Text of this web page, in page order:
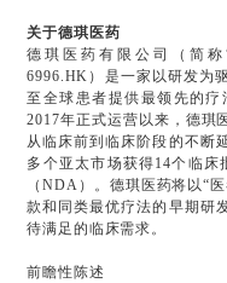
关于德琪医药
德琪医药有限公司（简
6996.HK）是一家以研发为
至全球患者提供最领先的
2017年正式运营以来，德琪
从临床前到临床阶段的不断
多个亚太市场获得14个临
（NDA）。德琪医药将以“
款和同类最优疗法的早期研
待满足的临床需求。
前瞻性陈述